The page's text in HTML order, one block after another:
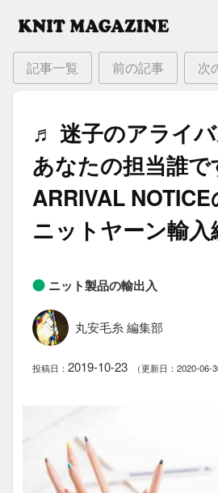
記事一覧 前の記事 次
♬ 迷子の​アライバ
あなたの​担当誰
ARRIVAL
ニットヤーン輸入
ニット製品の輸出入
丸安毛糸 編集部
投稿日： 2019-10-23 （更新日：2020-06-